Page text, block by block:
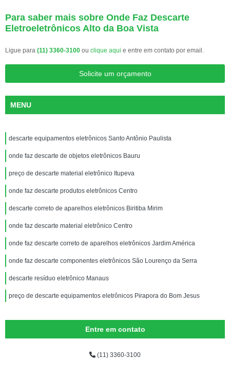
Para saber mais sobre Onde Faz Descarte
Eletroeletrônicos Alto da Boa Vista
Ligue para (11) 3360-3100 ou clique aqui e entre em contato por email.
Solicite um orçamento
MENU
descarte equipamentos eletrônicos Santo Antônio Paulista
onde faz descarte de objetos eletrônicos Bauru
preço de descarte material eletrônico Itupeva
onde faz descarte produtos eletrônicos Centro
descarte correto de aparelhos eletrônicos Biritiba Mirim
onde faz descarte material eletrônico Centro
onde faz descarte correto de aparelhos eletrônicos Jardim América
onde faz descarte componentes eletrônicos São Lourenço da Serra
descarte resíduo eletrônico Manaus
preço de descarte equipamentos eletrônicos Pirapora do Bom Jesus
Entre em contato
(11) 3360-3100